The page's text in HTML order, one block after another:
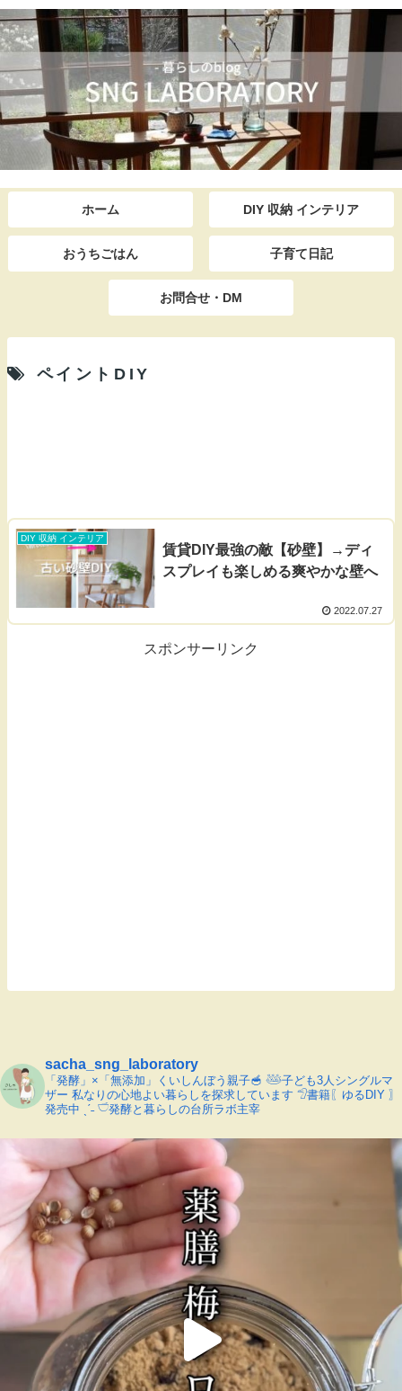
ホーム DIY 収納 インテリア
おうちごはん 子育て日記
お問合せ・DM
ペイントDIY
DIY 収納 インテリア
賃貸DIY最強の敵【砂壁】→ディ
スプレイも楽しめる爽やかな壁へ
2022.07.27
スポンサーリンク
sacha_sng_laboratory
「発酵」×「無添加」くいしんぼう親子🥣 𓅸子ども3人シングルマ
ザー 私なりの心地よい暮らしを探求しています 𓅿書籍〖ゆるDIY 〗
発売中 ˎˊ˗𓎩発酵と暮らしの台所ラボ主宰